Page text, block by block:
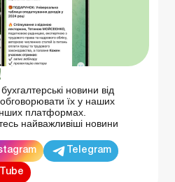
новини від
їх у наших
платформах.
найважливіші новини
Telegram